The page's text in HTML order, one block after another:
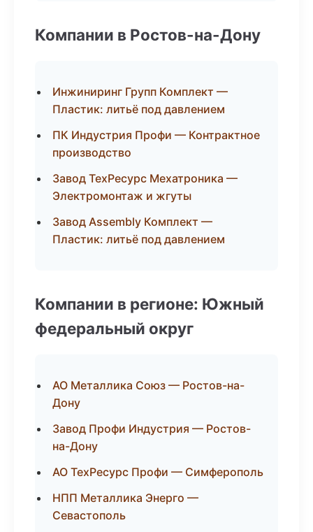
Компании в Ростов-на-Дону
Инжиниринг Групп Комплект —
Пластик: литьё под давлением
ПК Индустрия Профи — Контрактное
производство
Завод ТехРесурс Мехатроника —
Электромонтаж и жгуты
Завод Assembly Комплект —
Пластик: литьё под давлением
Компании в регионе: Южный
федеральный округ
АО Металлика Союз — Ростов-на-
Дону
Завод Профи Индустрия — Ростов-
на-Дону
АО ТехРесурс Профи — Симферополь
НПП Металлика Энерго —
Севастополь